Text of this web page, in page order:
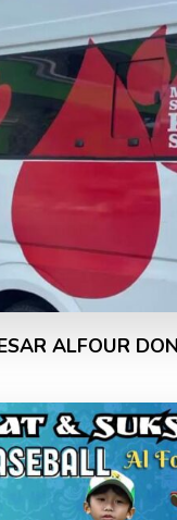
ALFOUR